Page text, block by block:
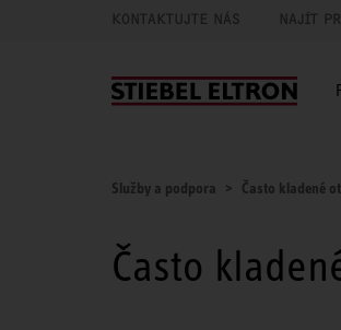
KONTAKTUJTE NÁS NAJÍT
Služby a podpora Často kladené
Často